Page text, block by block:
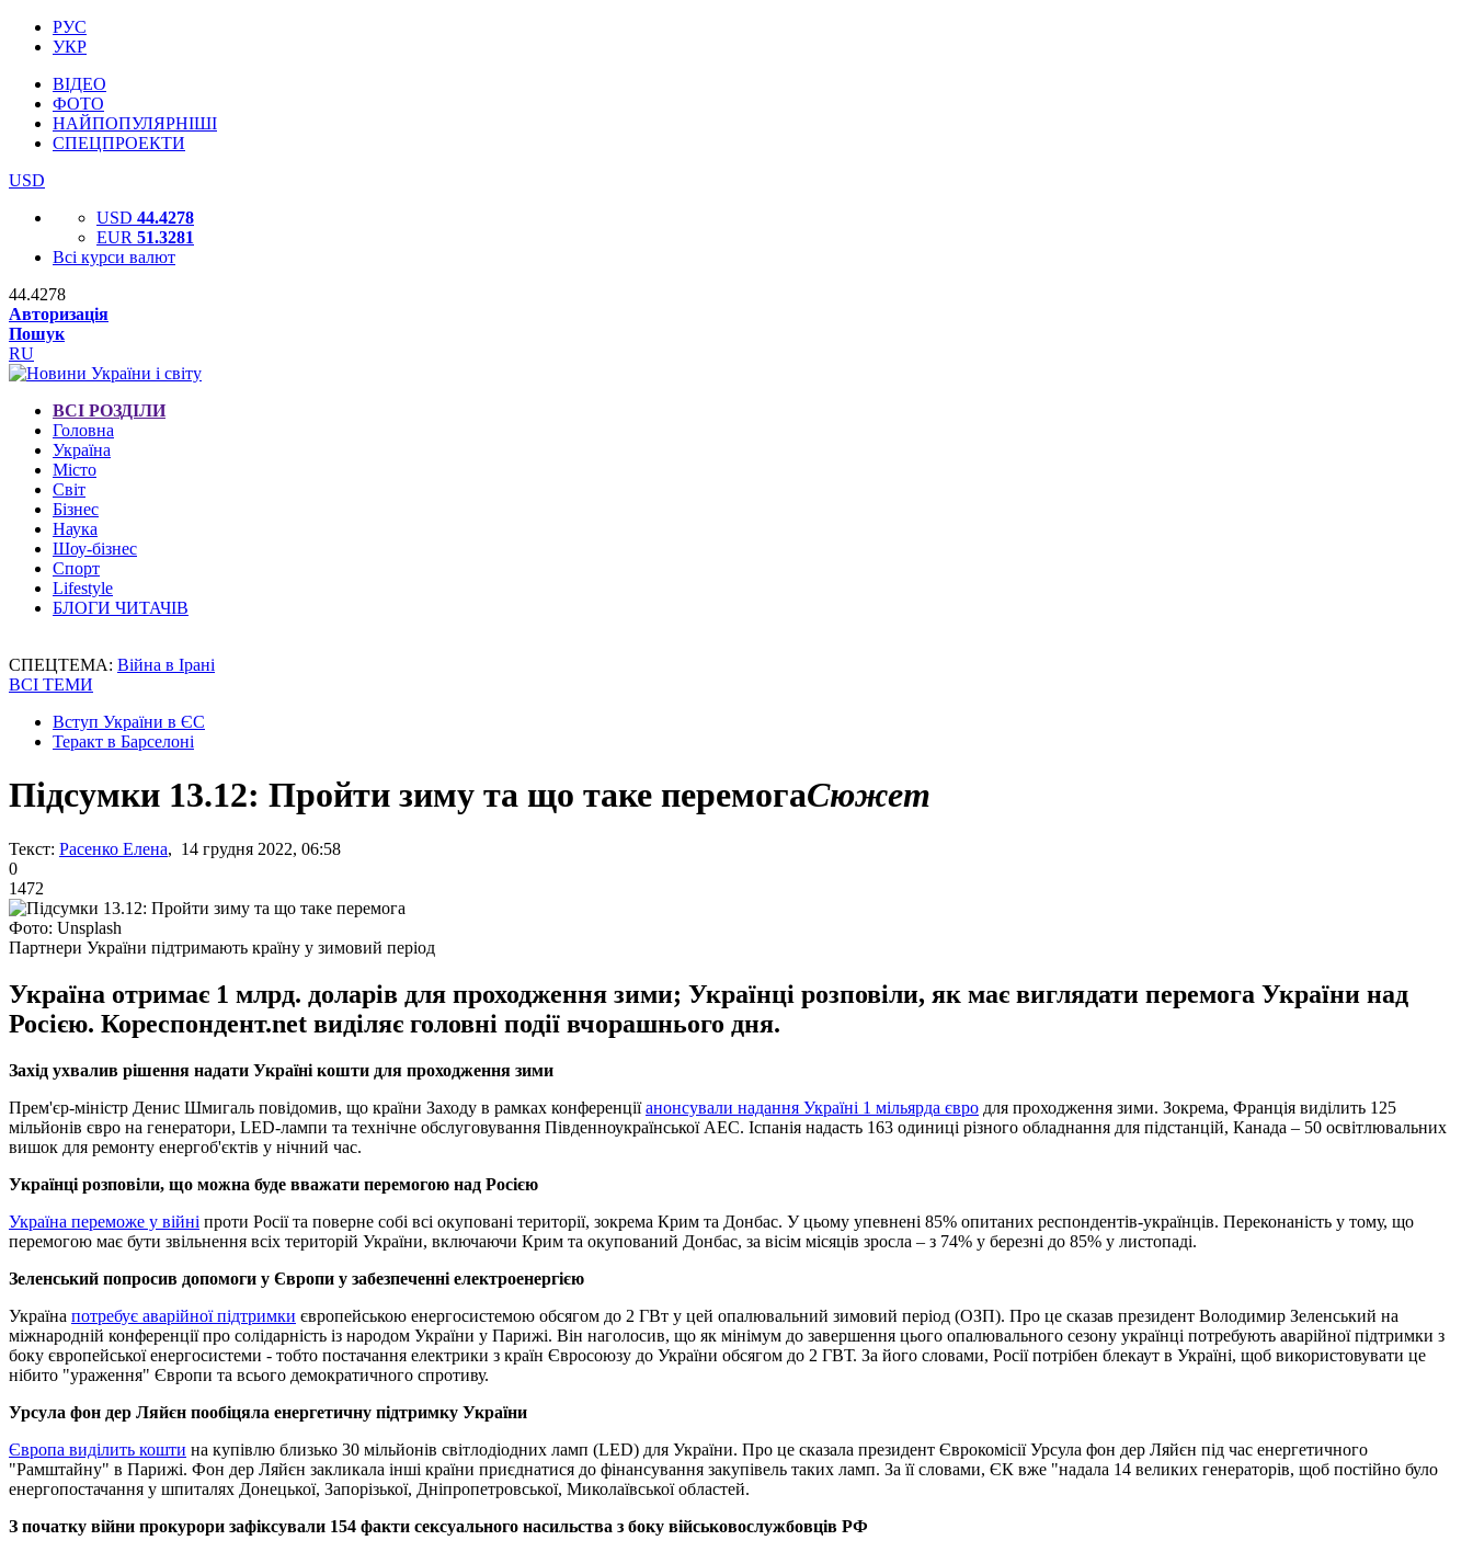
РУС
УКР
ВІДЕО
ФОТО
НАЙПОПУЛЯРНІШІ
СПЕЦПРОЕКТИ
USD
USD 44.4278
EUR 51.3281
Всі курси валют
44.4278
Авторизація
Пошук
RU
ВСІ РОЗДІЛИ
Головна
Україна
Місто
Світ
Бізнес
Наука
Шоу-бізнес
Спорт
Lifestyle
БЛОГИ ЧИТАЧІВ
СПЕЦТЕМА: Війна в Ірані
ВСІ ТЕМИ
Вступ України в ЄС
Теракт в Барселоні
Підсумки 13.12: Пройти зиму та що таке перемогаСюжет
Текст: Расенко Елена, 14 грудня 2022, 06:58
0
1472
Фото: Unsplash
Партнери України підтримають країну у зимовий період
Україна отримає 1 млрд. доларів для проходження зими; Українці розповіли, як має виглядати перемога України над
Росією. Кореспондент.net виділяє головні події вчорашнього дня.
Захід ухвалив рішення надати Україні кошти для проходження зими
Прем'єр-міністр Денис Шмигаль повідомив, що країни Заходу в рамках конференціїанонсували надання Україні 1 мільярда євро для проходження зими. Зокрема, Франція виділить 125
мільйонів євро на генератори, LED-лампи та технічне обслуговування Південноукраїнської АЕС. Іспанія надасть 163 одиниці різного обладнання для підстанцій, Канада – 50 освітлювальних
вишок для ремонту енергоб'єктів у нічний час.
Українці розповіли, що можна буде вважати перемогою над Росією
Україна переможе у війні проти Росії та поверне собі всі окуповані території, зокрема Крим та Донбас. У цьому упевнені 85% опитаних респондентів-українців. Переконаність у тому, що
перемогою має бути звільнення всіх територій України, включаючи Крим та окупований Донбас, за вісім місяців зросла – з 74% у березні до 85% у листопаді.
Зеленський попросив допомоги у Європи у забезпеченні електроенергією
Україна потребує аварійної підтримки європейською енергосистемою обсягом до 2 ГВт у цей опалювальний зимовий період (ОЗП). Про це сказав президент Володимир Зеленський на
міжнародній конференції про солідарність із народом України у Парижі. Він наголосив, що як мінімум до завершення цього опалювального сезону українці потребують аварійної підтримки з
боку європейської енергосистеми - тобто постачання електрики з країн Євросоюзу до України обсягом до 2 ГВТ. За його словами, Росії потрібен блекаут в Україні, щоб використовувати це
нібито "ураження" Європи та всього демократичного спротиву.
Урсула фон дер Ляйєн пообіцяла енергетичну підтримку України
Європа виділить кошти на купівлю близько 30 мільйонів світлодіодних ламп (LED) для України. Про це сказала президент Єврокомісії Урсула фон дер Ляйєн під час енергетичного
"Рамштайну" в Парижі. Фон дер Ляйєн закликала інші країни приєднатися до фінансування закупівель таких ламп. За її словами, ЄК вже "надала 14 великих генераторів, щоб постійно було
енергопостачання у шпиталях Донецької, Запорізької, Дніпропетровської, Миколаївської областей.
З початку війни прокурори зафіксували 154 факти сексуального насильства з боку військовослужбовців РФ